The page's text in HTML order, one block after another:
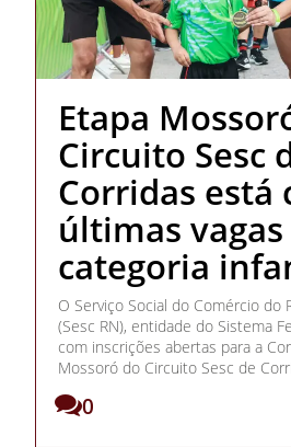
Etapa
Circuito Sesc
Corridas está
últimas vagas
categoria
O Serviço Social do Comércio do
(Sesc RN), entidade do Sistema
com inscrições abertas para a
Mossoró do Circuito Sesc de
0